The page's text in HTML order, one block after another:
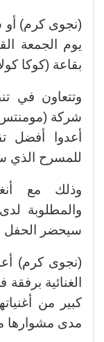
(نجوى كرم)
بقاعة (كوكا
وتتعاون في
أعدوا أفضل
للمسرح الذي
وذلك مع
والمطلوبة
سيحضر الحفل
(نجوى كرم)
الغنائية
كبير من
مدى مشوارها